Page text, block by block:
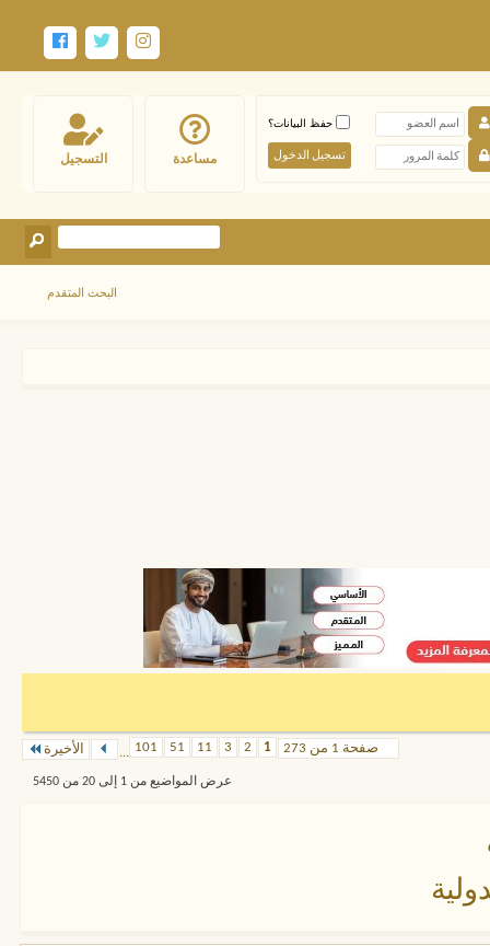
التسجيل مساعدة
حفظ البيانات؟
البحث المتقدم
صفحة 1 من 273 1
2
3
11
51
101
... الأخيرة
عرض المواضيع من 1 إلى 20 من 5450